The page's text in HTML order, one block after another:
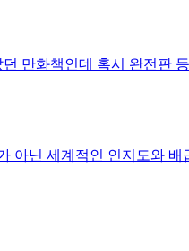
만화책인데 혹시 완전판
아닌 세계적인 인지도와